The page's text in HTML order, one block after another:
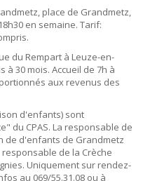
place de Grandmetz,
en semaine. Tarif:
du Rempart à Leuze-en-
à 30 mois. Accueil de 7h à
aux revenus des
d'enfants) sont
du CPAS. La responsable de
de d'enfants de Grandmetz
de la Crèche
Uniquement sur rendez-
au 069/55.31.08 ou à